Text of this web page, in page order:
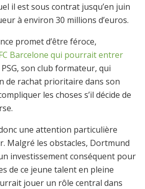
il est sous contrat jusqu’en juin
à environ 30 millions d’euros.
promet d’être féroce,
Barcelone qui pourrait entrer
PSG, son club formateur, qui
de rachat prioritaire dans son
les choses s’il décide de
une attention particulière
Malgré les obstacles, Dortmund
investissement conséquent pour
de ce jeune talent en pleine
jouer un rôle central dans